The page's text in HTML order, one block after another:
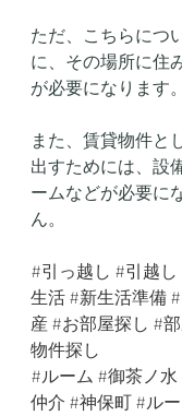
ただ、こちらにつ
に、その場所に住
が必要になります。
また、賃貸物件と
出すためには、設
ームなどが必要に
ん。
#引っ越し #引越し
生活 #新生活準備
産 #お部屋探し #
物件探し
#ルーム #御茶ノ水
仲介 #神保町 #ル